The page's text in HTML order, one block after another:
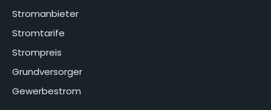
Stromanbieter
Stromtarife
Strompreis
Grundversorger
Gewerbestrom